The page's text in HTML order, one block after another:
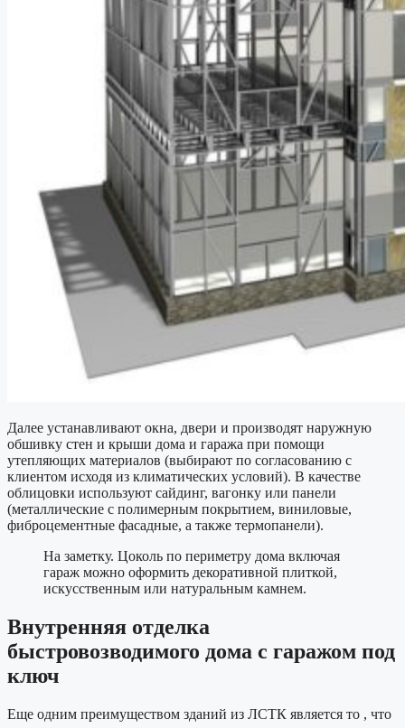
Далее устанавливают окна, двери и производят наружную
обшивку стен и крыши дома и гаража при помощи
утепляющих материалов (выбирают по согласованию с
клиентом исходя из климатических условий). В качестве
облицовки используют сайдинг, вагонку или панели
(металлические с полимерным покрытием, виниловые,
фиброцементные фасадные, а также термопанели).
На заметку. Цоколь по периметру дома включая
гараж можно оформить декоративной плиткой,
искусственным или натуральным камнем.
Внутренняя отделка
быстровозводимого дома с гаражом под
ключ
Еще одним преимуществом зданий из ЛСТК является то , что